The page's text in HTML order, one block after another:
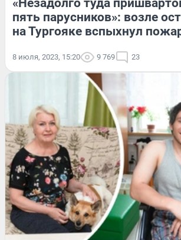
«Незадолго туда
пять парусников»: возле
на Тургояке вспыхнул
8 июля, 2023, 15:20 9 769 23